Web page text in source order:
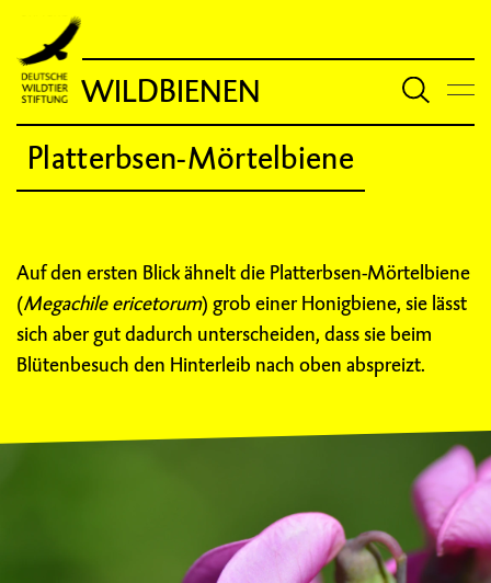
WILDBIENEN
Platterbsen-Mörtelbiene
Auf den ersten Blick ähnelt die Platterbsen-Mörtelbiene
(Megachile ericetorum) grob einer Honigbiene, sie lässt
sich aber gut dadurch unterscheiden, dass sie beim
Blütenbesuch den Hinterleib nach oben abspreizt.